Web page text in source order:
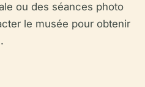
ou des séances photo
le musée pour obtenir